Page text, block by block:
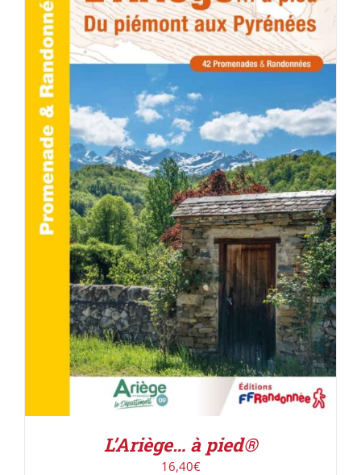
AJOUTER AU PANIER / DÉTAILS
L’Ariège… à pied®
16,40€